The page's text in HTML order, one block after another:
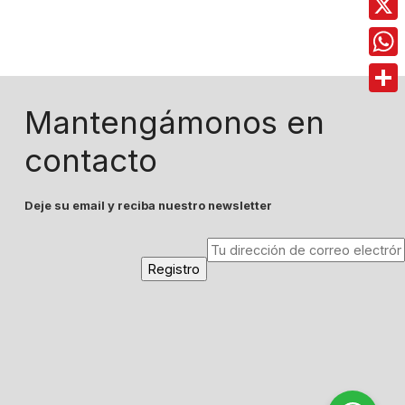
Mantengámonos en
contacto
Deje su email y reciba nuestro newsletter
X